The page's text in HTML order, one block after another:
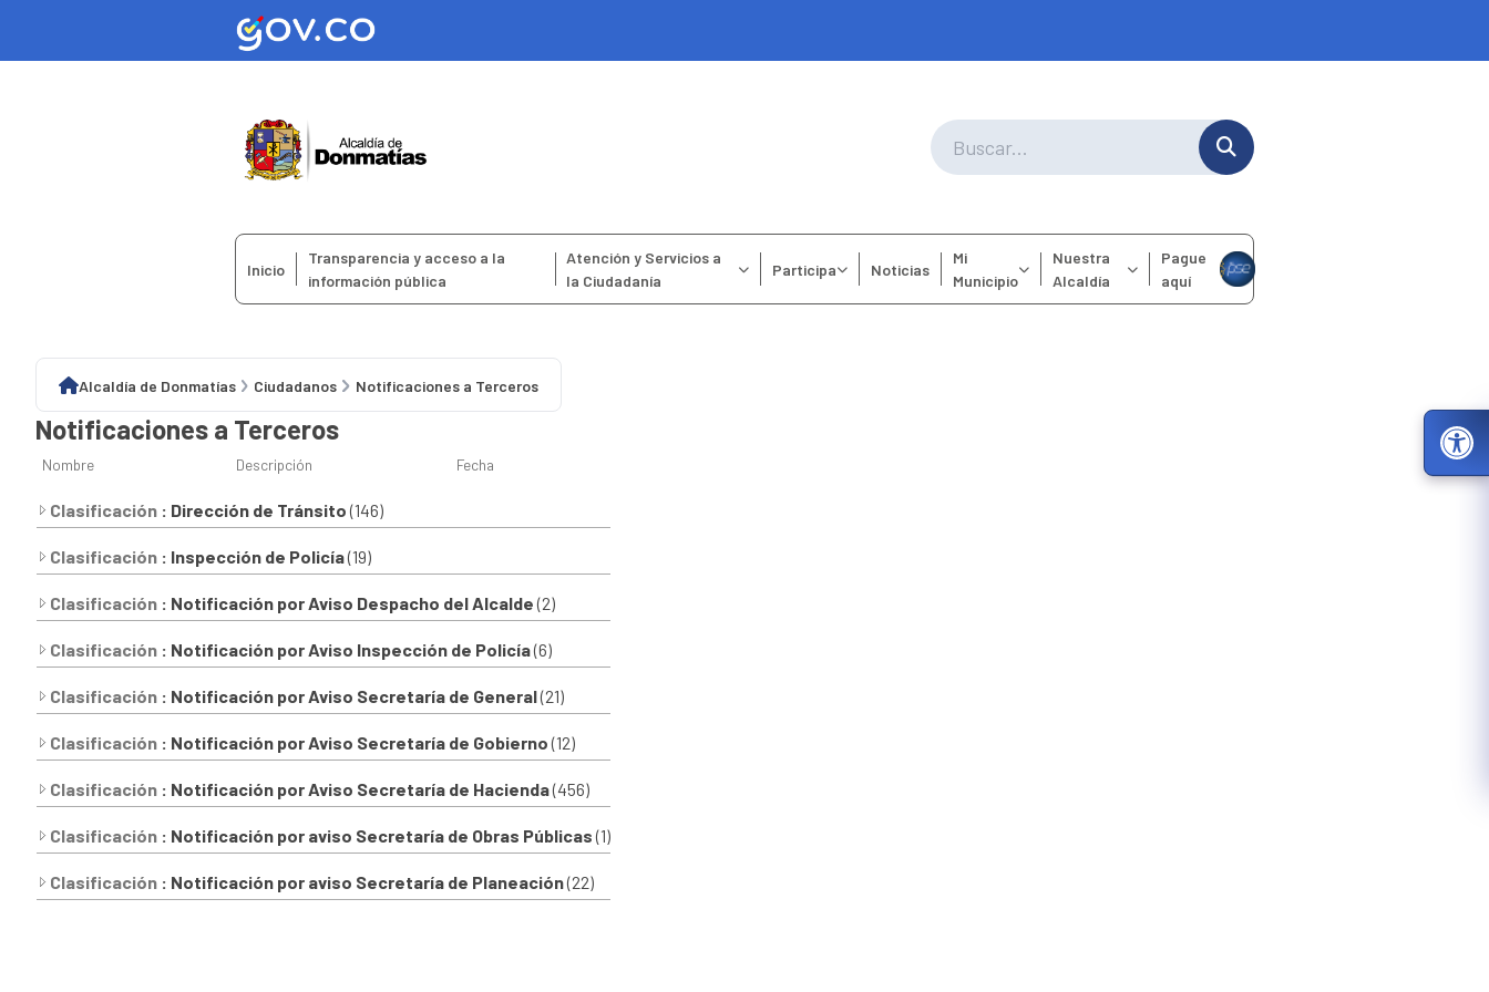
Inicio
Transparencia y acceso a la
información pública
Atención y Servicios a
la Ciudadanía
Participa Noticias
Mi
Municipio
Nuestra
Alcaldía
Pague
aquí
Alcaldía de Donmatías Ciudadanos Notificaciones a Terceros
Notificaciones a Terceros
Nombre Descripción Fecha
Clasificación : Dirección de Tránsito(146)
Clasificación : Inspección de Policía(19)
Clasificación : Notificación por Aviso Despacho del Alcalde(2)
Clasificación : Notificación por Aviso Inspección de Policía(6)
Clasificación : Notificación por Aviso Secretaría de General(21)
Clasificación : Notificación por Aviso Secretaría de Gobierno(12)
Clasificación : Notificación por Aviso Secretaría de Hacienda(456)
Clasificación : Notificación por aviso Secretaría de Obras Públicas(1)
Clasificación : Notificación por aviso Secretaría de Planeación(22)